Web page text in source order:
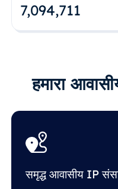
7,094,712
हमारा
समृद्ध आवासीय IP